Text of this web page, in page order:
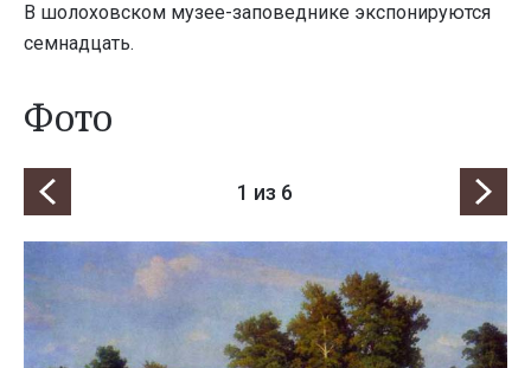
В шолоховском музее-заповеднике экспонируются
семнадцать.
Фото
1 из 6